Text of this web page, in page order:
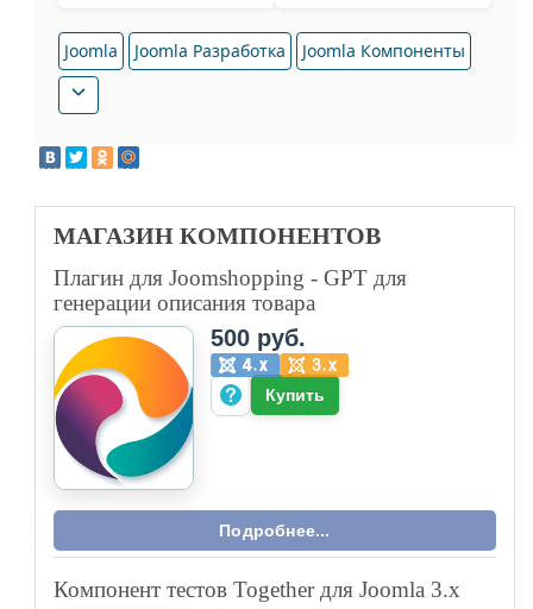
Joomla Joomla Разработка Joomla Компоненты
МАГАЗИН КОМПОНЕНТОВ
Плагин для Joomshopping - GPT для
генерации описания товара
500 руб.
Купить
Подробнее...
Компонент тестов Together для Joomla 3.x